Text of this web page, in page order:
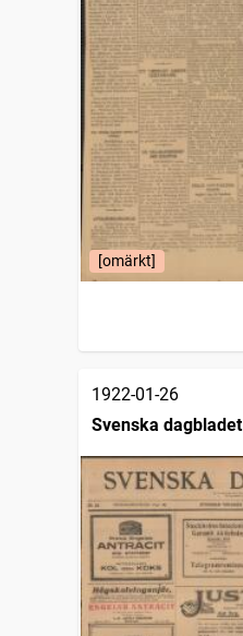
[omärkt]
1922-01-26
Svenska dagbladet